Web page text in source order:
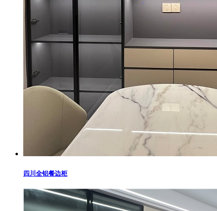
四川全铝餐边柜